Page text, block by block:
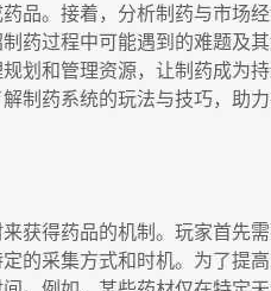
品。接着，分析制药与市场
药过程中可能遇到的难题及
划和管理资源，让制药成为
制药系统的玩法与技巧，助
获得药品的机制。玩家首先
的采集方式和时机。为了提